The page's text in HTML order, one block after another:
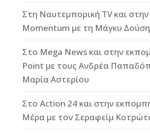
Στη Ναυτεμπορική TV και
Momentum με τη Μάγκυ Δούση
Στο Mega News και στην
Point με τους Ανδρέα
Μαρία Αστερίου
Στο Action 24 και στην
Μέρα με τον Σεραφείμ